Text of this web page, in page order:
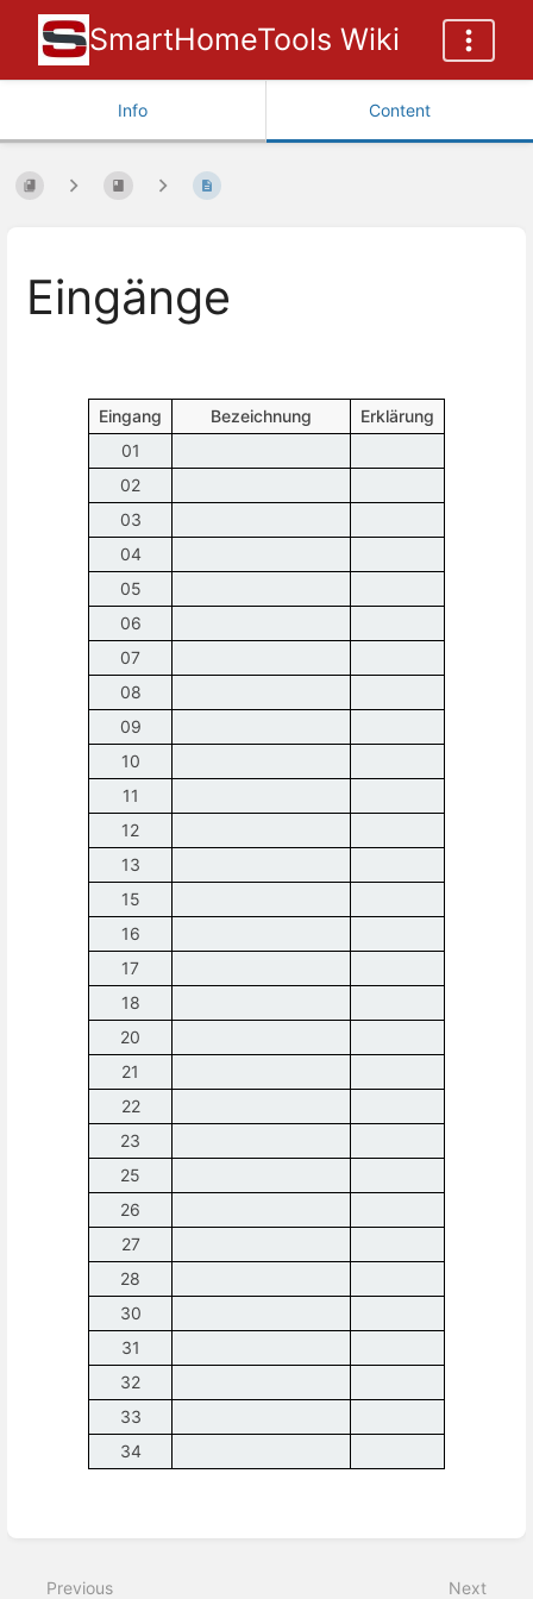
SmartHomeTools Wiki
Info Content
Eingänge
Eingang Bezeichnung
Erklärung
01
02
03
04
05
06
07
08
09
10
11
12
13
15
16
17
18
20
21
22
23
25
26
27
28
30
31
32
33
34
mode
Previous Next